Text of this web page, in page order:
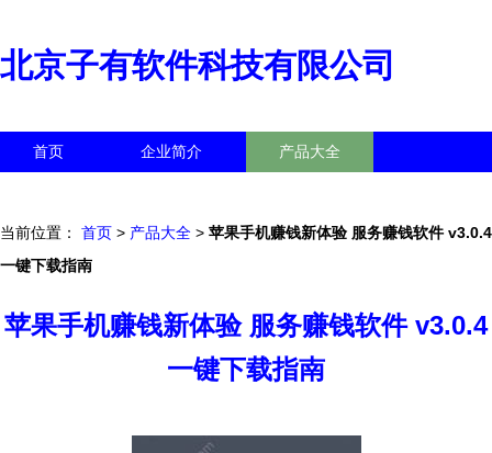
北京子有软件科技有限公司
首页 企业简介 产品大全
当前位置： 首页 > 产品大全 > 苹果手机赚钱新体验 服务赚钱软件 v3.0.4
一键下载指南
苹果手机赚钱新体验 服务赚钱软件 v3.0.4
一键下载指南